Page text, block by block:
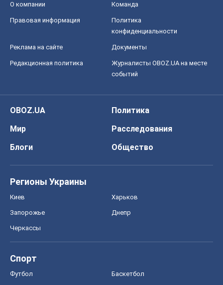
О компании Команда
Правовая информация
Политика
конфиденциальности
Реклама на сайте Документы
Редакционная политика
Журналисты OBOZ.UA на месте
событий
OBOZ.UA
Политика
Мир
Расследования
Блоги
Общество
Регионы Украины
Киев Харьков
Запорожье Днепр
Черкассы
Спорт
Футбол Баскетбол